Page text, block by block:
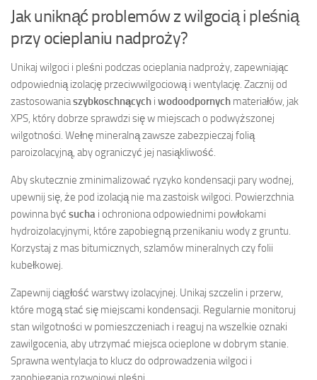
Jak uniknąć problemów z wilgocią i pleśnią
przy ocieplaniu nadproży?
Unikaj wilgoci i pleśni podczas ocieplania nadproży, zapewniając
odpowiednią izolację przeciwwilgociową i wentylację. Zacznij od
zastosowaniaszybkoschnących i wodoodpornych materiałów, jak
XPS, który dobrze sprawdzi się w miejscach o podwyższonej
wilgotności. Wełnę mineralną zawsze zabezpieczaj folią
paroizolacyjną, aby ograniczyć jej nasiąkliwość.
Aby skutecznie zminimalizować ryzyko kondensacji pary wodnej,
upewnij się, że pod izolacją nie ma zastoisk wilgoci. Powierzchnia
powinna być sucha i ochroniona odpowiednimi powłokami
hydroizolacyjnymi, które zapobiegną przenikaniu wody z gruntu.
Korzystaj z mas bitumicznych, szlamów mineralnych czy folii
kubełkowej.
Zapewnij ciągłość warstwy izolacyjnej. Unikaj szczelin i przerw,
które mogą stać się miejscami kondensacji. Regularnie monitoruj
stan wilgotności w pomieszczeniach i reaguj na wszelkie oznaki
zawilgocenia, aby utrzymać miejsca ocieplone w dobrym stanie.
Sprawna wentylacja to klucz do odprowadzenia wilgoci i